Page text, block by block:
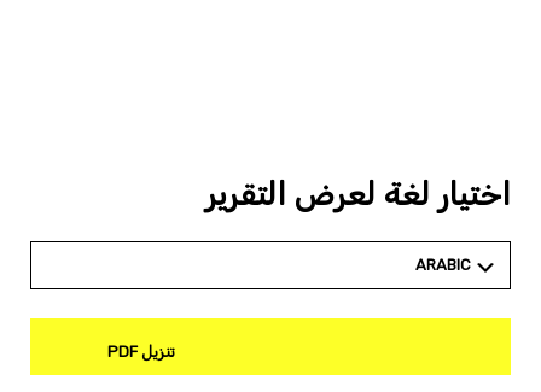
اختيار لغة لعرض التقرير
ARABIC
تنزيل PDF